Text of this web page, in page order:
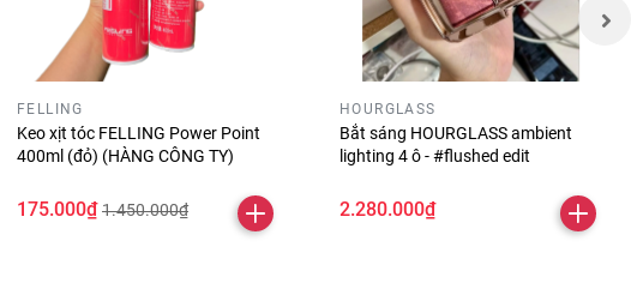
FELLING
Keo xịt tóc FELLING Power Point
400ml (đỏ) (HÀNG CÔNG TY)
175.000₫ 1.450.000₫
HOURGLASS
Bắt sáng HOURGLASS ambient
lighting 4 ô - #flushed edit
2.280.000₫